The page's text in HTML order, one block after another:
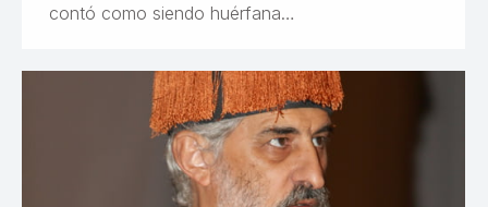
contó como siendo huérfana…